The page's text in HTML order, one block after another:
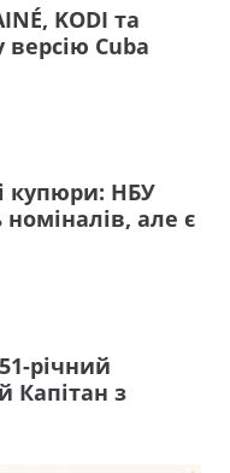
KODI та
Cuba
купюри: НБУ
але є
річний
Капітан з